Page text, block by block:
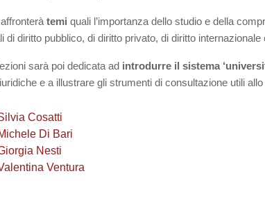
temi quali l’importanza dello studio e della
di diritto pubblico, di diritto privato, di diritto internazionale
sarà poi dedicata ad introdurre il sistema
e a illustrare gli strumenti di consultazione utili
Cosatti
Di Bari
Nesti
Ventura